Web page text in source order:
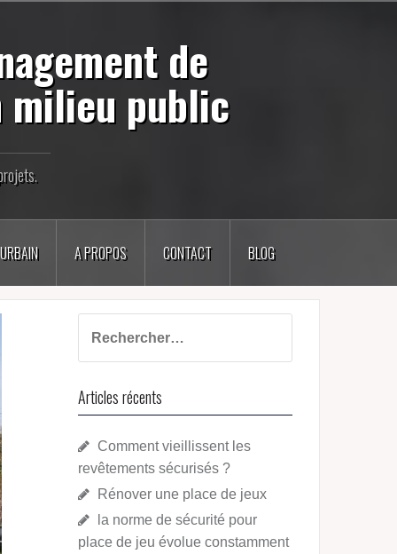
de
milieu public
A PROPOS CONTACT BLOG
Articles récents
Comment vieillissent les
revêtements sécurisés ?
Rénover une place de jeux
la norme de sécurité pour
place de jeu évolue constamment